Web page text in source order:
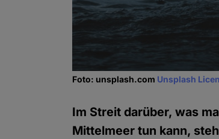
Foto: unsplash.com Unsplash
Im Streit darüber, was
Mittelmeer tun kann,